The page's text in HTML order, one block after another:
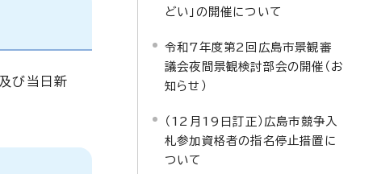
び当日新
どい」の開催について
令和7年度第2回広島市景観審
議会夜間景観検討部会の開催（お
知らせ）
（12月19日訂正）広島市競争入
札参加資格者の指名停止措置に
ついて